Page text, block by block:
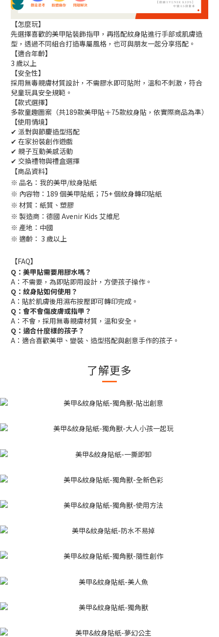
【怎麼玩】
先選擇喜歡的美甲貼裝飾指甲，再搭配紋身貼進行手部或肌膚造
型，透過不同組合打造專屬風格，也可與朋友一起分享搭配。
【適合年齡】
3 歲以上
【安全性】
採用無毒親膚材質設計，不需膠水即可貼附，溫和不刺激，符合
兒童玩具安全規範。
【款式選擇】
多款童趣圖案（共189款美甲貼＋75款紋身貼，依實際商品為準）
【使用情境】
✔ 派對與節慶造型搭配
✔ 在家扮裝創作遊戲
✔ 親子互動美感活動
✔ 交換禮物與禮盒選擇
【商品資料】
※ 品名：我的美甲/紋身貼紙
※ 內容物：189 個美甲貼紙；75+ 個紋身轉印貼紙
※ 材質：紙質、塑膠
※ 製造商：德國 Avenir Kids 艾維尼
※ 產地：中國
※ 適齡： 3 歲以上
【FAQ】
Q：美甲貼需要用膠水嗎？
A：不需要，為即貼即用設計，方便孩子操作。
Q：紋身貼如何使用？
A：貼於肌膚後用濕布按壓即可轉印完成。
Q：會不會傷皮膚或指甲？
A：不會，採用無毒親膚材質，溫和安全。
Q：適合什麼樣的孩子？
A：適合喜歡美甲、變裝、造型搭配與創意手作的孩子。
了解更多